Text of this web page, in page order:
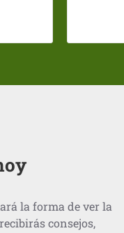
la forma de ver la
consejos,